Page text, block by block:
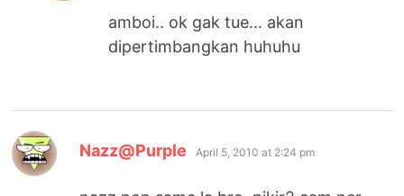
amboi.. ok gak tue… akan
dipertimbangkan huhuhu
Nazz@Purple says:
April 5, 2010 at 2:24 pm